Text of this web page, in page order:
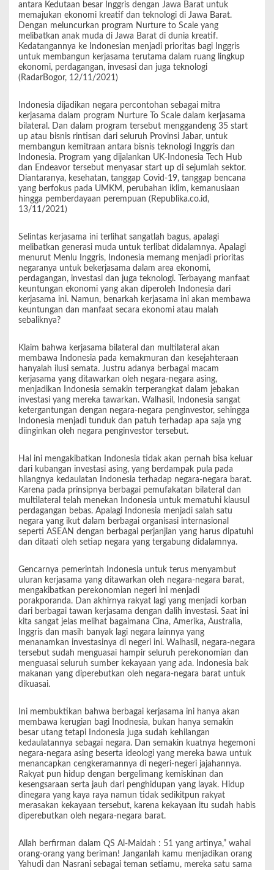
antara Kedutaan besar Inggris dengan Jawa Barat untuk
memajukan ekonomi kreatif dan teknologi di Jawa Barat.
Dengan meluncurkan program Nurture to Scale yang
melibatkan anak muda di Jawa Barat di dunia kreatif.
Kedatangannya ke Indonesian menjadi prioritas bagi Inggris
untuk membangun kerjasama terutama dalam ruang lingkup
ekonomi, perdagangan, invesasi dan juga teknologi
(RadarBogor, 12/11/2021)
Indonesia dijadikan negara percontohan sebagai mitra
kerjasama dalam program Nurture To Scale dalam kerjasama
bilateral. Dan dalam program tersebut menggandeng 35 start
up atau bisnis rintisan dari seluruh Provinsi Jabar, untuk
membangun kemitraan antara bisnis teknologi Inggris dan
Indonesia. Program yang dijalankan UK-Indonesia Tech Hub
dan Endeavor tersebut menyasar start up di sejumlah sektor.
Diantaranya, kesehatan, tanggap Covid-19, tanggap bencana
yang berfokus pada UMKM, perubahan iklim, kemanusiaan
hingga pemberdayaan perempuan (Republika.co.id,
13/11/2021)
Selintas kerjasama ini terlihat sangatlah bagus, apalagi
melibatkan generasi muda untuk terlibat didalamnya. Apalagi
menurut Menlu Inggris, Indonesia memang menjadi prioritas
negaranya untuk bekerjasama dalam area ekonomi,
perdagangan, investasi dan juga teknologi. Terbayang manfaat
keuntungan ekonomi yang akan diperoleh Indonesia dari
kerjasama ini. Namun, benarkah kerjasama ini akan membawa
keuntungan dan manfaat secara ekonomi atau malah
sebaliknya?
Klaim bahwa kerjasama bilateral dan multilateral akan
membawa Indonesia pada kemakmuran dan kesejahteraan
hanyalah ilusi semata. Justru adanya berbagai macam
kerjasama yang ditawarkan oleh negara-negara asing,
menjadikan Indonesia semakin terperangkat dalam jebakan
investasi yang mereka tawarkan. Walhasil, Indonesia sangat
ketergantungan dengan negara-negara penginvestor, sehingga
Indonesia menjadi tunduk dan patuh terhadap apa saja yng
diinginkan oleh negara penginvestor tersebut.
Hal ini mengakibatkan Indonesia tidak akan pernah bisa keluar
dari kubangan investasi asing, yang berdampak pula pada
hilangnya kedaulatan Indonesia terhadap negara-negara barat.
Karena pada prinsipnya berbagai pemufakatan bilateral dan
multilateral telah menekan Indonesia untuk mematuhi klausul
perdagangan bebas. Apalagi Indonesia menjadi salah satu
negara yang ikut dalam berbagai organisasi internasional
seperti ASEAN dengan berbagai perjanjian yang harus dipatuhi
dan ditaati oleh setiap negara yang tergabung didalamnya.
Gencarnya pemerintah Indonesia untuk terus menyambut
uluran kerjasama yang ditawarkan oleh negara-negara barat,
mengakibatkan perekonomian negeri ini menjadi
porakporanda. Dan akhirnya rakyat lagi yang menjadi korban
dari berbagai tawan kerjasama dengan dalih investasi. Saat ini
kita sangat jelas melihat bagaimana Cina, Amerika, Australia,
Inggris dan masih banyak lagi negara lainnya yang
menanamkan investasinya di negeri ini. Walhasil, negara-negara
tersebut sudah menguasai hampir seluruh perekonomian dan
menguasai seluruh sumber kekayaan yang ada. Indonesia bak
makanan yang diperebutkan oleh negara-negara barat untuk
dikuasai.
Ini membuktikan bahwa berbagai kerjasama ini hanya akan
membawa kerugian bagi Inodnesia, bukan hanya semakin
besar utang tetapi Indonesia juga sudah kehilangan
kedaulatannya sebagai negara. Dan semakin kuatnya hegemoni
negara-negara asing beserta ideologi yang mereka bawa untuk
menancapkan cengkeramannya di negeri-negeri jajahannya.
Rakyat pun hidup dengan bergelimang kemiskinan dan
kesengsaraan serta jauh dari penghidupan yang layak. Hidup
dinegara yang kaya raya namun tidak sedikitpun rakyat
merasakan kekayaan tersebut, karena kekayaan itu sudah habis
diperebutkan oleh negara-negara barat.
Allah berfirman dalam QS Al-Maidah : 51 yang artinya,” wahai
orang-orang yang beriman! Janganlah kamu menjadikan orang
Yahudi dan Nasrani sebagai teman setiamu, mereka satu sama